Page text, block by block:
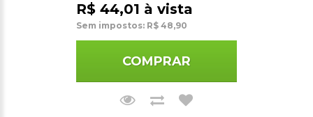
R$ 44,01 à vista
Sem impostos: R$ 48,90
COMPRAR